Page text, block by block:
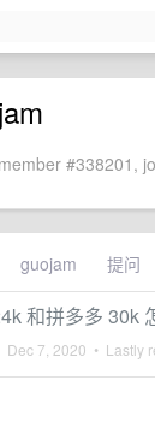
#338201,
guojam 提问
和拼多多 30k
Dec 7, 2020 • Lastly